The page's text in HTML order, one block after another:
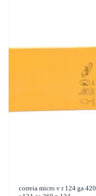
correia micro v r 124 ga 420